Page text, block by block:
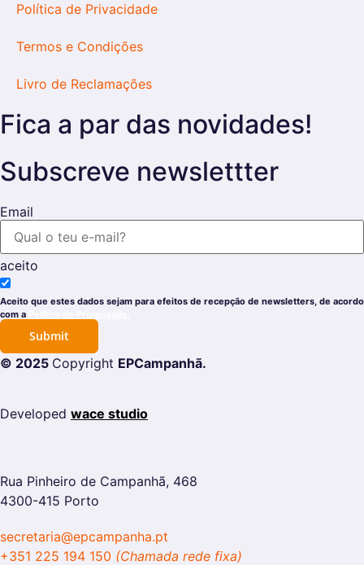
Política de Privacidade
Termos e Condições
Livro de Reclamações
Fica a par das novidades!
Subscreve newslettter
Email
aceito
Aceito que estes dados sejam para efeitos de recepção de newsletters, de acordo
com a
Submit
© 2025 Copyright EPCampanhã.
Developed wace studio
Rua Pinheiro de Campanhã, 468
4300-415 Porto
secretaria@epcampanha.pt
+351 225 194 150 (Chamada rede fixa)